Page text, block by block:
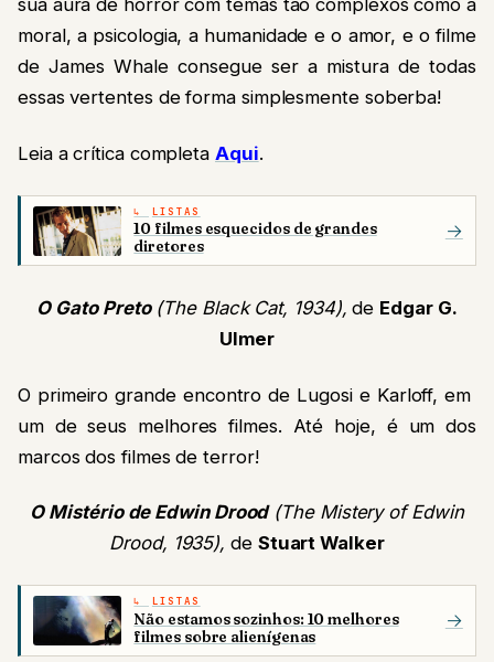
sua aura de horror com temas tão complexos como a
moral, a psicologia, a humanidade e o amor, e o filme
de James Whale consegue ser a mistura de todas
essas vertentes de forma simplesmente soberba!
Leia a crítica completa Aqui.
LISTAS
10 filmes esquecidos de grandes
diretores
→
O Gato Preto (The Black Cat, 1934),de Edgar G.
Ulmer
O primeiro grande encontro de Lugosi e Karloff, em
um de seus melhores filmes. Até hoje, é um dos
marcos dos filmes de terror!
O Mistério de Edwin Drood (The Mistery of Edwin
Drood, 1935),de Stuart Walker
LISTAS
Não estamos sozinhos: 10 melhores
filmes sobre alienígenas
→